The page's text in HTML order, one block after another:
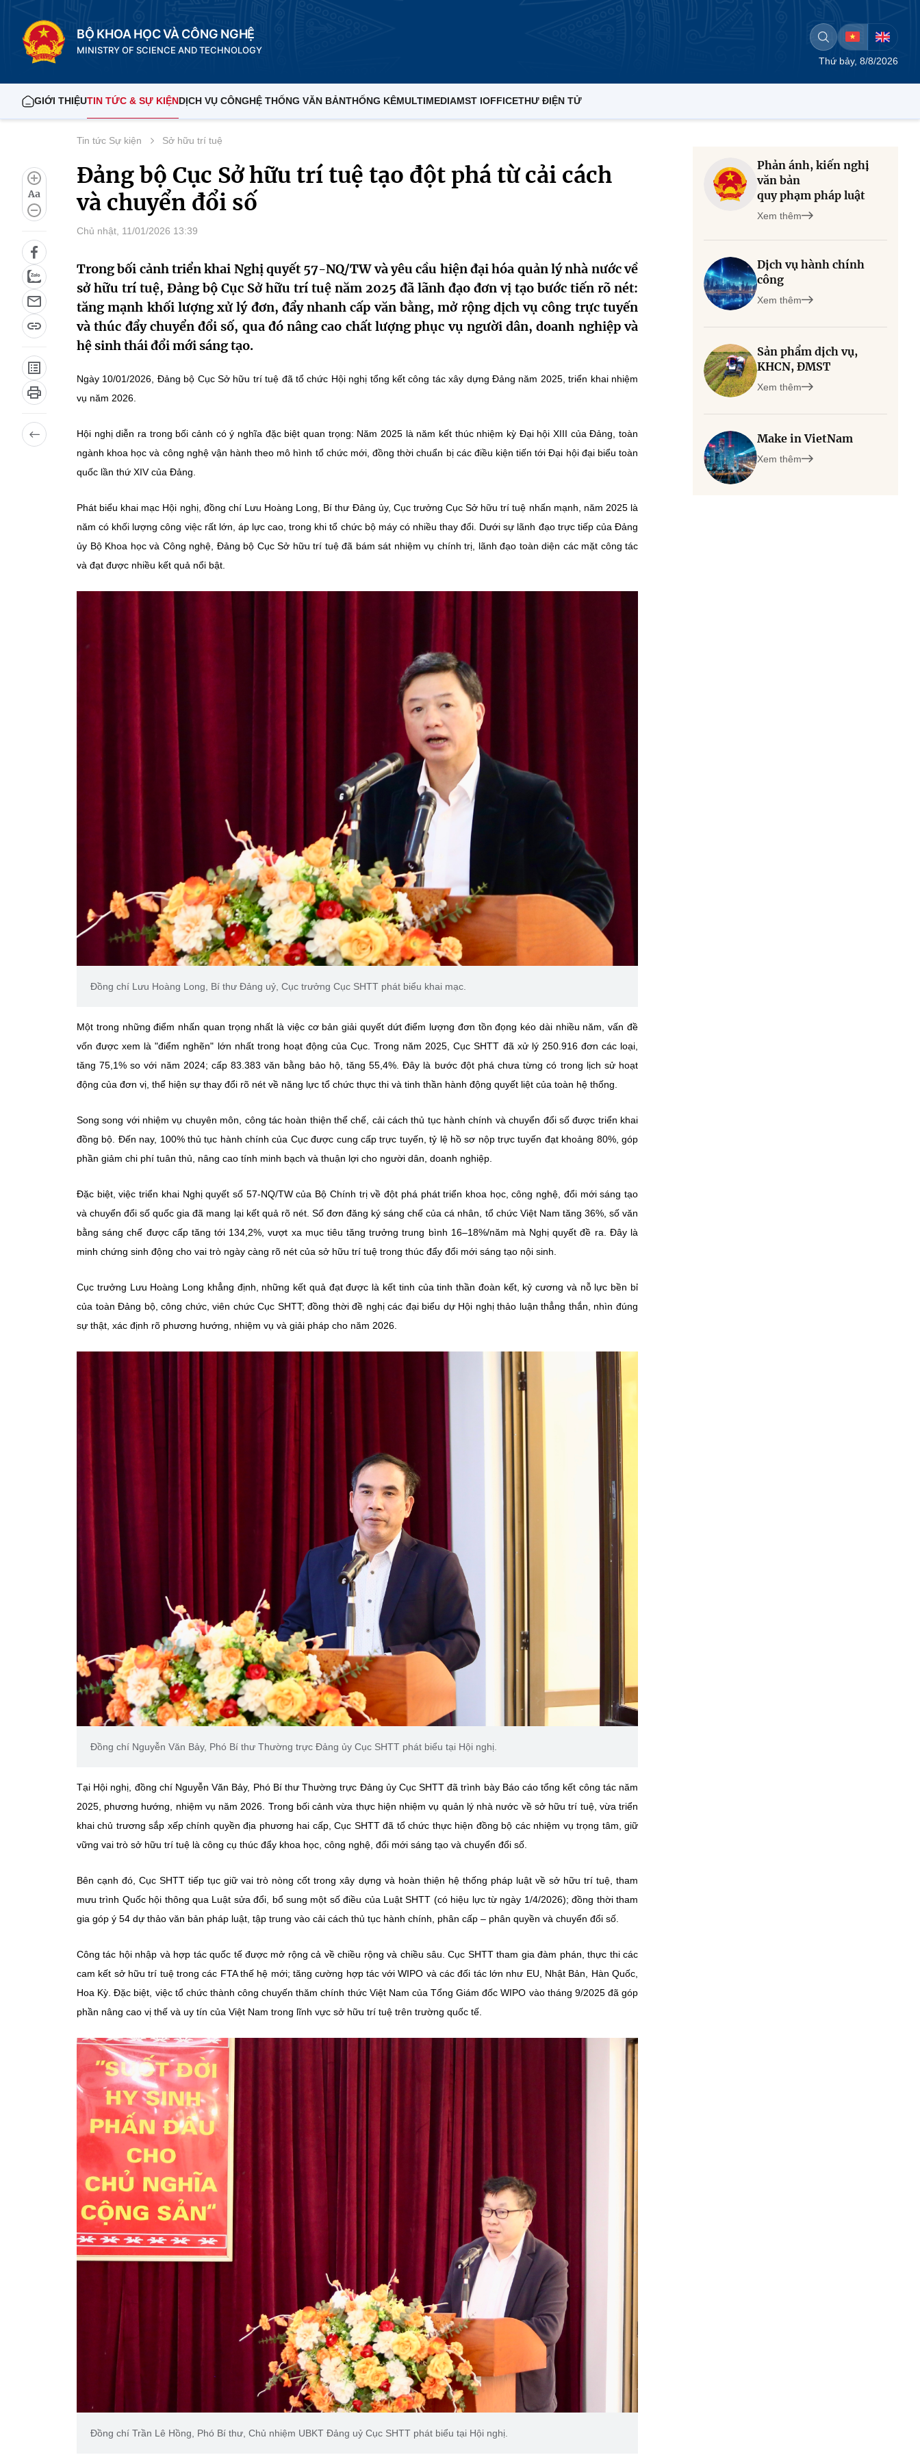
BỘ KHOA HỌC VÀ CÔNG NGHỆ
MINISTRY OF SCIENCE AND TECHNOLOGY
Thứ bảy, 8/8/2026
GIỚI THIỆUTIN TỨC & SỰ KIỆNDỊCH VỤ CÔNGHỆ THỐNG VĂN BẢNTHỐNG KÊMULTIMEDIAMST IOFFICETHƯ ĐIỆN TỬ
Aa
Tin tức Sự kiện Sở hữu trí tuệ
Đảng bộ Cục Sở hữu trí tuệ tạo đột phá từ cải cách
và chuyển đổi số
Chủ nhật, 11/01/2026 13:39
Trong bối cảnh triển khai Nghị quyết 57-NQ/TW và yêu cầu hiện đại hóa quản lý nhà nước về
sở hữu trí tuệ, Đảng bộ Cục Sở hữu trí tuệ năm 2025 đã lãnh đạo đơn vị tạo bước tiến rõ nét:
tăng mạnh khối lượng xử lý đơn, đẩy nhanh cấp văn bằng, mở rộng dịch vụ công trực tuyến
và thúc đẩy chuyển đổi số, qua đó nâng cao chất lượng phục vụ người dân, doanh nghiệp và
hệ sinh thái đổi mới sáng tạo.
Ngày 10/01/2026, Đảng bộ Cục Sở hữu trí tuệ đã tổ chức Hội nghị tổng kết công tác xây dựng Đảng năm 2025, triển khai nhiệm
vụ năm 2026.
Hội nghị diễn ra trong bối cảnh có ý nghĩa đặc biệt quan trọng: Năm 2025 là năm kết thúc nhiệm kỳ Đại hội XIII của Đảng, toàn
ngành khoa học và công nghệ vận hành theo mô hình tổ chức mới, đồng thời chuẩn bị các điều kiện tiến tới Đại hội đại biểu toàn
quốc lần thứ XIV của Đảng.
Phát biểu khai mạc Hội nghị, đồng chí Lưu Hoàng Long, Bí thư Đảng ủy, Cục trưởng Cục Sở hữu trí tuệ nhấn mạnh, năm 2025 là
năm có khối lượng công việc rất lớn, áp lực cao, trong khi tổ chức bộ máy có nhiều thay đổi. Dưới sự lãnh đạo trực tiếp của Đảng
ủy Bộ Khoa học và Công nghệ, Đảng bộ Cục Sở hữu trí tuệ đã bám sát nhiệm vụ chính trị, lãnh đạo toàn diện các mặt công tác
và đạt được nhiều kết quả nổi bật.
Đồng chí Lưu Hoàng Long, Bí thư Đảng uỷ, Cục trưởng Cục SHTT phát biểu khai mạc.
Một trong những điểm nhấn quan trọng nhất là việc cơ bản giải quyết dứt điểm lượng đơn tồn đọng kéo dài nhiều năm, vấn đề
vốn được xem là "điểm nghẽn" lớn nhất trong hoạt động của Cục. Trong năm 2025, Cục SHTT đã xử lý 250.916 đơn các loại,
tăng 75,1% so với năm 2024; cấp 83.383 văn bằng bảo hộ, tăng 55,4%. Đây là bước đột phá chưa từng có trong lịch sử hoạt
động của đơn vị, thể hiện sự thay đổi rõ nét về năng lực tổ chức thực thi và tinh thần hành động quyết liệt của toàn hệ thống.
Song song với nhiệm vụ chuyên môn, công tác hoàn thiện thể chế, cải cách thủ tục hành chính và chuyển đổi số được triển khai
đồng bộ. Đến nay, 100% thủ tục hành chính của Cục được cung cấp trực tuyến, tỷ lệ hồ sơ nộp trực tuyến đạt khoảng 80%, góp
phần giảm chi phí tuân thủ, nâng cao tính minh bạch và thuận lợi cho người dân, doanh nghiệp.
Đặc biệt, việc triển khai Nghị quyết số 57-NQ/TW của Bộ Chính trị về đột phá phát triển khoa học, công nghệ, đổi mới sáng tạo
và chuyển đổi số quốc gia đã mang lại kết quả rõ nét. Số đơn đăng ký sáng chế của cá nhân, tổ chức Việt Nam tăng 36%, số văn
bằng sáng chế được cấp tăng tới 134,2%, vượt xa mục tiêu tăng trưởng trung bình 16–18%/năm mà Nghị quyết đề ra. Đây là
minh chứng sinh động cho vai trò ngày càng rõ nét của sở hữu trí tuệ trong thúc đẩy đổi mới sáng tạo nội sinh.
Cục trưởng Lưu Hoàng Long khẳng định, những kết quả đạt được là kết tinh của tinh thần đoàn kết, kỷ cương và nỗ lực bền bỉ
của toàn Đảng bộ, công chức, viên chức Cục SHTT; đồng thời đề nghị các đại biểu dự Hội nghị thảo luận thẳng thắn, nhìn đúng
sự thật, xác định rõ phương hướng, nhiệm vụ và giải pháp cho năm 2026.
Đồng chí Nguyễn Văn Bảy, Phó Bí thư Thường trực Đảng ủy Cục SHTT phát biểu tại Hội nghị.
Tại Hội nghị, đồng chí Nguyễn Văn Bảy, Phó Bí thư Thường trực Đảng ủy Cục SHTT đã trình bày Báo cáo tổng kết công tác năm
2025, phương hướng, nhiệm vụ năm 2026. Trong bối cảnh vừa thực hiện nhiệm vụ quản lý nhà nước về sở hữu trí tuệ, vừa triển
khai chủ trương sắp xếp chính quyền địa phương hai cấp, Cục SHTT đã tổ chức thực hiện đồng bộ các nhiệm vụ trọng tâm, giữ
vững vai trò sở hữu trí tuệ là công cụ thúc đẩy khoa học, công nghệ, đổi mới sáng tạo và chuyển đổi số.
Bên cạnh đó, Cục SHTT tiếp tục giữ vai trò nòng cốt trong xây dựng và hoàn thiện hệ thống pháp luật về sở hữu trí tuệ, tham
mưu trình Quốc hội thông qua Luật sửa đổi, bổ sung một số điều của Luật SHTT (có hiệu lực từ ngày 1/4/2026); đồng thời tham
gia góp ý 54 dự thảo văn bản pháp luật, tập trung vào cải cách thủ tục hành chính, phân cấp – phân quyền và chuyển đổi số.
Công tác hội nhập và hợp tác quốc tế được mở rộng cả về chiều rộng và chiều sâu. Cục SHTT tham gia đàm phán, thực thi các
cam kết sở hữu trí tuệ trong các FTA thế hệ mới; tăng cường hợp tác với WIPO và các đối tác lớn như EU, Nhật Bản, Hàn Quốc,
Hoa Kỳ. Đặc biệt, việc tổ chức thành công chuyến thăm chính thức Việt Nam của Tổng Giám đốc WIPO vào tháng 9/2025 đã góp
phần nâng cao vị thế và uy tín của Việt Nam trong lĩnh vực sở hữu trí tuệ trên trường quốc tế.
Đồng chí Trần Lê Hồng, Phó Bí thư, Chủ nhiệm UBKT Đảng uỷ Cục SHTT phát biểu tại Hội nghị.
Phản ánh, kiến nghị
văn bản
quy phạm pháp luật
Xem thêm
Dịch vụ hành chính
công
Xem thêm
Sản phẩm dịch vụ,
KHCN, ĐMST
Xem thêm
Make in VietNam
Xem thêm